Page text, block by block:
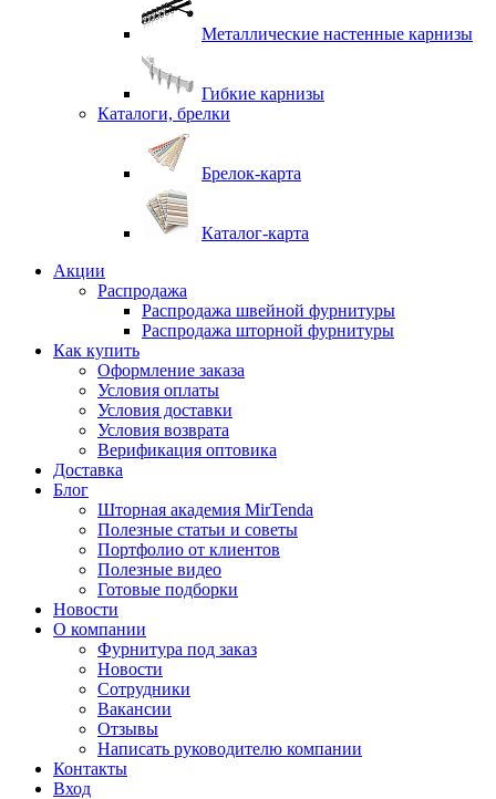
Металлические настенные карнизы
Гибкие карнизы
Каталоги, брелки
Брелок-карта
Каталог-карта
Акции
Распродажа
Распродажа швейной фурнитуры
Распродажа шторной фурнитуры
Как купить
Оформление заказа
Условия оплаты
Условия доставки
Условия возврата
Верификация оптовика
Доставка
Блог
Шторная академия MirTenda
Полезные статьи и советы
Портфолио от клиентов
Полезные видео
Готовые подборки
Новости
О компании
Фурнитура под заказ
Новости
Сотрудники
Вакансии
Отзывы
Написать руководителю компании
Контакты
Вход